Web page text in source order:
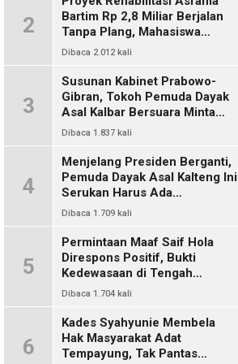
2
Bartim Rp 2,8 Miliar Berjalan
Tanpa Plang, Mahasiswa
Pertanyakan Transparansi
Dibaca 2.012 kali
3
Susunan Kabinet Prabowo-
Gibran, Tokoh Pemuda Dayak
Asal Kalbar Bersuara Minta
Harus Ada Representasi Dari
Dibaca 1.837 kali
4
Menjelang Presiden Berganti,
Pemuda Dayak Asal Kalteng Ini
Serukan Harus Ada
Keterwakilan Bangsa Dayak
Dibaca 1.709 kali
5
Permintaan Maaf Saif Hola
Direspons Positif, Bukti
Kedewasaan di Tengah
Polemik Konten
Dibaca 1.704 kali
6
Kades Syahyunie Membela
Hak Masyarakat Adat
Tempayung, Tak Pantas